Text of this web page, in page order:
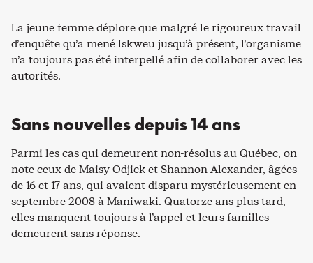
La jeune femme déplore que malgré le rigoureux travail
d’enquête qu’a mené Iskweu jusqu’à présent, l’organisme
n’a toujours pas été interpellé afin de collaborer avec les
autorités.
Sans nouvelles depuis 14 ans
Parmi les cas qui demeurent non-résolus au Québec, on
note ceux de Maisy Odjick et Shannon Alexander, âgées
de 16 et 17 ans, qui avaient disparu mystérieusement en
septembre 2008 à Maniwaki. Quatorze ans plus tard,
elles manquent toujours à l’appel et leurs familles
demeurent sans réponse.